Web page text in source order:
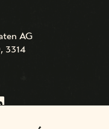
AG
3314